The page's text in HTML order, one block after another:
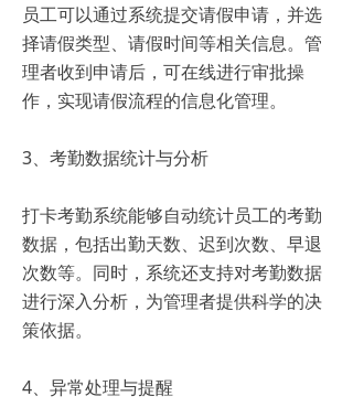
员工可以通过系统提交请假申请，并选
择请假类型、请假时间等相关信息。管
理者收到申请后，可在线进行审批操
作，实现请假流程的信息化管理。
3、考勤数据统计与分析
打卡考勤系统能够自动统计员工的考勤
数据，包括出勤天数、迟到次数、早退
次数等。同时，系统还支持对考勤数据
进行深入分析，为管理者提供科学的决
策依据。
4、异常处理与提醒